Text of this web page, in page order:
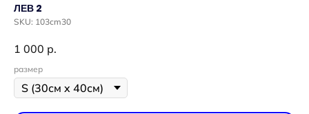
ЛЕВ 2
SKU: 103cm30
1 000 р.
размер